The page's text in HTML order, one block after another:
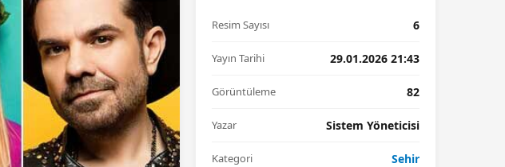
Resim Sayısı 6
Yayın Tarihi 29.01.2026 21:43
Görüntüleme 82
Yazar Sistem Yöneticisi
Kategori Sehir